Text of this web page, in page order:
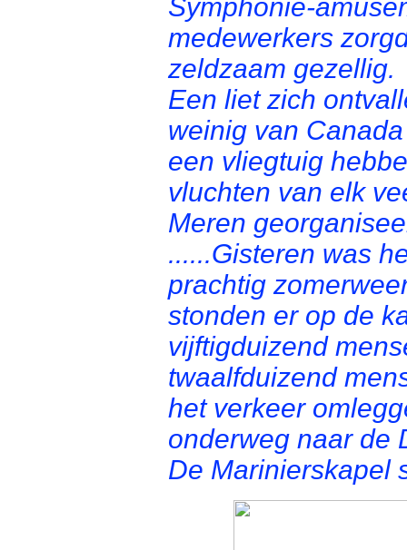
Symphonie-
medewerkers
zeldzaam gezellig.
Een liet zich
weinig van
een vliegtuig
vluchten van elk
Meren
......Gisteren was
prachtig
stonden er op de
vijftigduizend
twaalfduizend
het verkeer
onderweg naar de
De Marinierskapel